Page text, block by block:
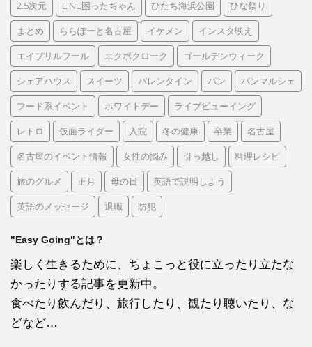
2.5次元 LINE困ったちゃん ひたち海浜公園 ひな祭り
まとめ ららぽーと名古屋 イケメン インスタ映え
エイプリルフール エクボクローク ゴールデンウィーク
シェアハウス スイーツ バレンタイン パン パンマルシェ
フード系イベント ホワイトデー ライブビューイング
レトロ 仮面ライダー 入院 冬の健康 卒業 名古屋
名古屋のイベント情報 女性の悩み 引っ越し 料理レシピ
旅のグルメ 正月 母の日 英語で説明しよう
英語のメッセージ 退職 防犯
"Easy Going"とは？
楽しく生きるために、ちょこっと役に立ったり立たな
かったりする記事を更新中。
食べたり飲んだり、旅行したり、観たり聴いたり、な
どなど…